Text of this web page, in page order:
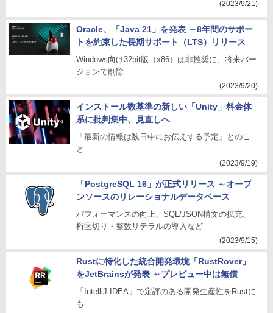
(2023/9/21)
Oracle、「Java 21」を発表 ～8年間のサポー
トを約束した長期サポート（LTS）リリース
Windows向け32bit版（x86）は非推奨に、将来バー
ジョンで削除
(2023/9/20)
インストール数基準の新しい「Unity」料金体
系に批判集中、見直しへ
「最新の情報は数日中にお伝えする予定」とのこ
と
(2023/9/19)
「PostgreSQL 16」が正式リリース ～オープ
ンソースのリレーショナルデータベース
パフォーマンスの向上、SQL/JSON構文の拡充、
桁区切り・整数リテラルの導入など
(2023/9/15)
Rustに特化した統合開発環境「RustRover」
をJetBrainsが発表 ～プレビュー中は無償
「IntelliJ IDEA」で定評のある開発生産性をRustに
も